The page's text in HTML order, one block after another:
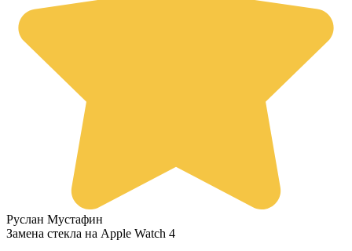
Руслан Мустафин
Замена стекла на Apple Watch 4